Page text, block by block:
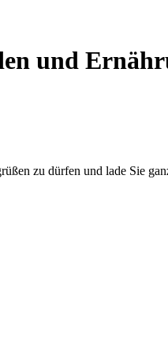
und
zu dürfen und lade Sie